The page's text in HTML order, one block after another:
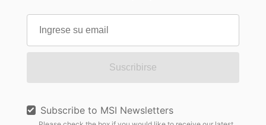
Suscribirse
Subscribe to MSI Newsletters